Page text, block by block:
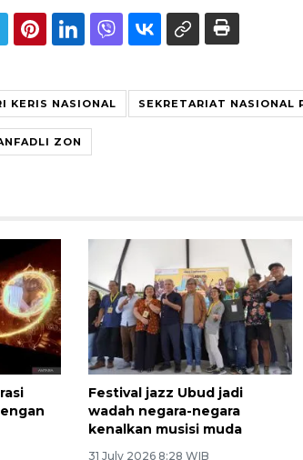
KERIS NASIONAL SEKRETARIAT NASIONAL
ZON
Festival jazz Ubud jadi
wadah negara-negara
kenalkan musisi muda
31 July 2026 8:28 WIB